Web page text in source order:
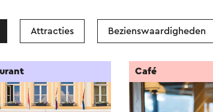
Attracties Bezienswaardigheden
Café